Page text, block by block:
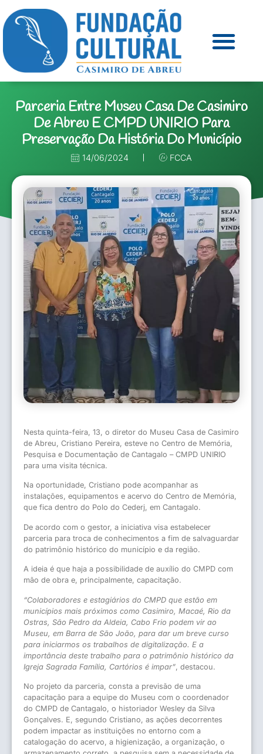
Parceria Entre Museu Casa De Casimiro
De Abreu E CMPD UNIRIO Para
Preservação Da História Do Município
14/06/2024 FCCA
Nesta quinta-feira, 13, o diretor do Museu Casa de Casimiro
de Abreu, Cristiano Pereira, esteve no Centro de Memória,
Pesquisa e Documentação de Cantagalo – CMPD UNIRIO
para uma visita técnica.
Na oportunidade, Cristiano pode acompanhar as
instalações, equipamentos e acervo do Centro de Memória,
que fica dentro do Polo do Cederj, em Cantagalo.
De acordo com o gestor, a iniciativa visa estabelecer
parceria para troca de conhecimentos a fim de salvaguardar
do patrimônio histórico do município e da região.
A ideia é que haja a possibilidade de auxílio do CMPD com
mão de obra e, principalmente, capacitação.
“Colaboradores e estagiários do CMPD que estão em
municípios mais próximos como Casimiro, Macaé, Rio da
Ostras, São Pedro da Aldeia, Cabo Frio podem vir ao
Museu, em Barra de São João, para dar um breve curso
para iniciarmos os trabalhos de digitalização. E a
importância deste trabalho para o patrimônio histórico da
Igreja Sagrada Família, Cartórios é impar”, destacou.
No projeto da parceria, consta a previsão de uma
capacitação para a equipe do Museu com o coordenador
do CMPD de Cantagalo, o historiador Wesley da Silva
Gonçalves. E, segundo Cristiano, as ações decorrentes
podem impactar as instituições no entorno com a
catalogação do acervo, a higienização, a organização, o